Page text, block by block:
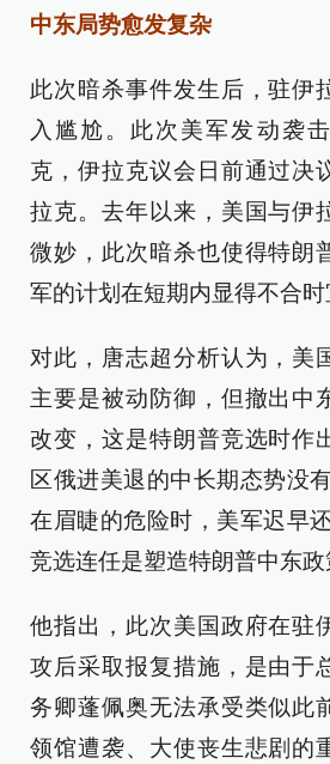
中东局势愈发复杂
此次暗杀事件发生后，驻伊
入尴尬。此次美军发动袭
克，伊拉克议会日前通过决
拉克。去年以来，美国与伊
微妙，此次暗杀也使得特朗
军的计划在短期内显得不合时
对此，唐志超分析认为，美
主要是被动防御，但撤出中
改变，这是特朗普竞选时作
区俄进美退的中长期态势没
在眉睫的危险时，美军迟早
竞选连任是塑造特朗普中东政
他指出，此次美国政府在驻
攻后采取报复措施，是由于
务卿蓬佩奥无法承受类似此
领馆遭袭、大使丧生悲剧的